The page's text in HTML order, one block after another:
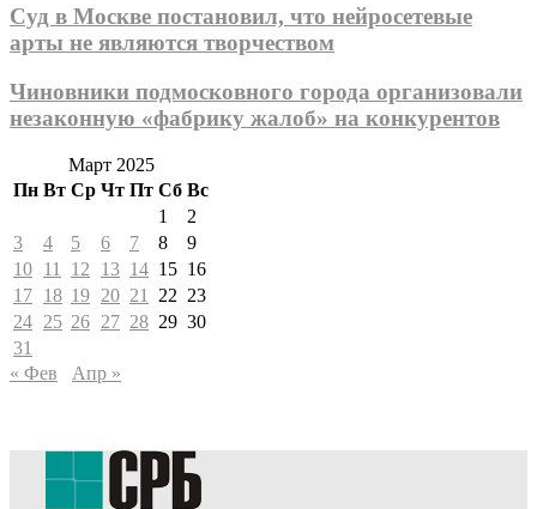
Суд в Москве постановил, что нейросетевые
арты не являются творчеством
Чиновники подмосковного города организовали
незаконную «фабрику жалоб» на конкурентов
Март 2025
Пн Вт Ср Чт Пт Сб Вс
1
2
3
4 5 6 7 8
9
10 11 12 13 14 15 16
17 18 19 20 21 22 23
24 25 26 27 28 29 30
31
« Фев
Апр »